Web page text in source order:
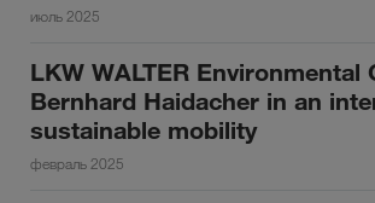
июль 2025
LKW WALTER Environmental
Bernhard Haidacher in an
sustainable mobility
февраль 2025